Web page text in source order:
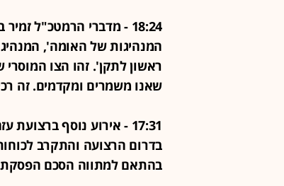
18:24 - מדברי הרמטכ"ל
המנהיגות של האומה',
ראשון לתקן'. זהו הצו המוסרי
שאנו משמרים ומקדמים. זה
17:31 - אירוע נוסף
בדרום הרצועה והתקרב
בהתאם למתווה הסכם